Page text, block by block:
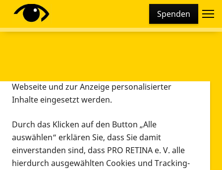
Spenden
Diese Webseite setzt verschiedene Cookies und
Tracking-Tools ein. Dies beinhaltet Cookies und
Webseite und zur Anzeige personalisierter
Inhalte eingesetzt werden.
Durch das Klicken auf den Button „Alle
auswählen“ erklären Sie, dass Sie damit
einverstanden sind, dass PRO RETINA e. V. alle
hierdurch ausgewählten Cookies und Tracking-